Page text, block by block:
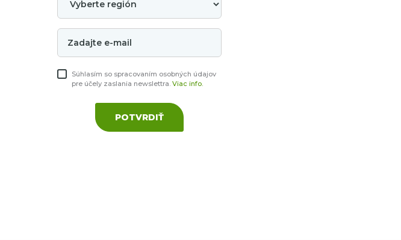
Súhlasím so spracovaním osobných údajov
pre účely zaslania newslettra. Viac info.
POTVRDIŤ